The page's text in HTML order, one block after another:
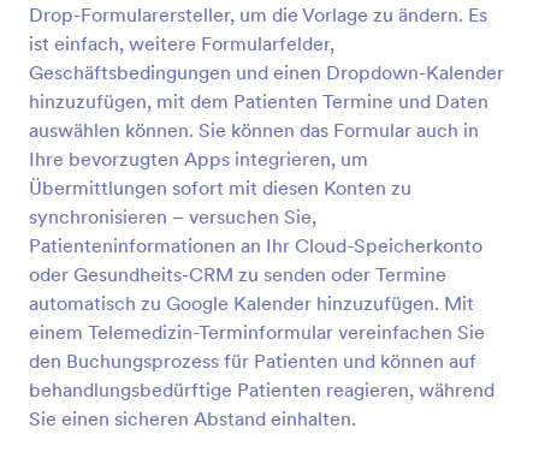
Drop-Formularersteller, um die Vorlage zu ändern. Es
ist einfach, weitere Formularfelder,
Geschäftsbedingungen und einen Dropdown-Kalender
hinzuzufügen, mit dem Patienten Termine und Daten
auswählen können. Sie können das Formular auch in
Ihre bevorzugten Apps integrieren, um
Übermittlungen sofort mit diesen Konten zu
synchronisieren – versuchen Sie,
Patienteninformationen an Ihr Cloud-Speicherkonto
oder Gesundheits-CRM zu senden oder Termine
automatisch zu Google Kalender hinzuzufügen. Mit
einem Telemedizin-Terminformular vereinfachen Sie
den Buchungsprozess für Patienten und können auf
behandlungsbedürftige Patienten reagieren, während
Sie einen sicheren Abstand einhalten.
wird von psychiatrischen Fachkräften verwendet,
um Kontaktinformationen, die medizinische
Vorgeschichte und unterstützende Dokumente zu
erfassen, wenn sie neue Patienten für ihre Praxis
anmelden. Wenn Sie zu einer Einrichtung für
psychische Gesundheit gehören, die auf
Telemedizin umstellt, können Sie die Umstellung mit
unserem kostenlosen Online-Aufnahmeformular für
psychische Gesundheit so nahtlos wie möglich
gestalten. Passen Sie das Formular einfach an Ihre
Praxis an, betten Sie es in Ihre Website ein oder
geben Sie es über einen Link weiter, und
beobachten Sie, wie die Gesundheitsdaten sicher in
Ihrem Jotform-Konto hinterlegt werden, auf das Sie
von Ihrem Computer, Tablet oder Mobilgerät aus
zugreifen können. Sie können sogar jede
Einsendung in ein professionelles PDF-Dokument
umwandeln - so können Sie Ihre Unterlagen einfach
Go to Category:
Formulare für Telemedizin
Vorlage verwenden
Vorschau